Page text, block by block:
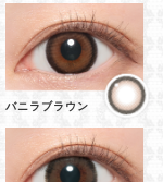
バニラブラウン